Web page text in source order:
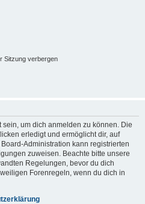
Sitzung verbergen
um dich anmelden zu können. Die
erledigt und ermöglicht dir, auf
Administration kann registrierten
zuweisen. Beachte bitte unsere
Regelungen, bevor du dich
Forenregeln, wenn du dich in